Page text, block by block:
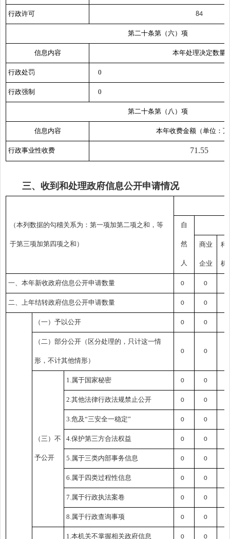
行政许可 84
第二十条第（六）项
信息内容 本年处理决定数量
行政处罚 0
行政强制 0
第二十条第（八）项
信息内容 本年收费金额（单位：
行政事业性收费 71.55
三、收到和处理政府信息公开申请情况
（本列数据的勾稽关系为：第一项加第二项之和，等
于第三项加第四项之和）
自
然
人
商业
企业
科
机
一、本年新收政府信息公开申请数量 0 0
二、上年结转政府信息公开申请数量 0 0
（一）予以公开 0 0
（二）部分公开（区分处理的，只计这一情
形，不计其他情形）
0 0
（三）不
予公开
1.属于国家秘密 0 0
2.其他法律行政法规禁止公开 0 0
3.危及“三安全一稳定” 0 0
4.保护第三方合法权益 0 0
5.属于三类内部事务信息 0 0
6.属于四类过程性信息 0 0
7.属于行政执法案卷 0 0
8.属于行政查询事项 0 0
1.本机关不掌握相关政府信息 0 0